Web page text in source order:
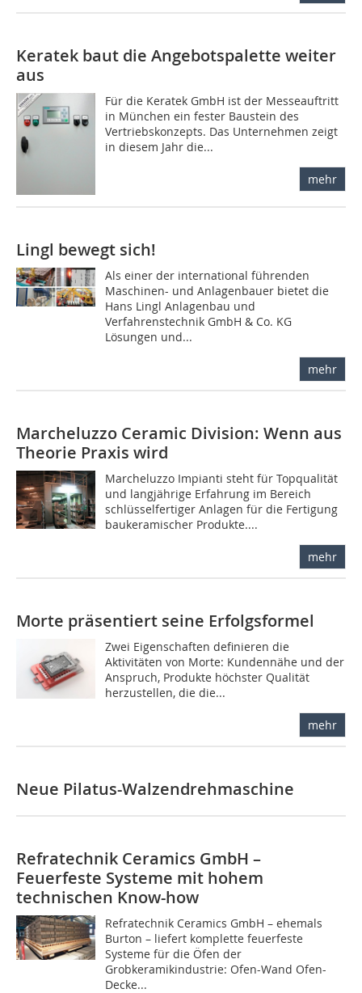
Keratek baut die Angebotspalette weiter
aus
Für die Keratek GmbH ist der Messeauftritt
in München ein fester Baustein des
Vertriebskonzepts. Das Unternehmen zeigt
in diesem Jahr die...
mehr
Lingl bewegt sich!
Als einer der international führenden
Maschinen- und Anlagenbauer bietet die
Hans Lingl Anlagenbau und
Verfahrenstechnik GmbH & Co. KG
Lösungen und...
mehr
Marcheluzzo Ceramic Division: Wenn aus
Theorie Praxis wird
Marcheluzzo Impianti steht für Topqualität
und langjährige Erfahrung im Bereich
schlüsselfertiger Anlagen für die Fertigung
baukeramischer Produkte....
mehr
Morte präsentiert seine Erfolgsformel
Zwei Eigenschaften definieren die
Aktivitäten von Morte: Kundennähe und der
Anspruch, Produkte höchster Qualität
herzustellen, die die...
mehr
Neue Pilatus-Walzendrehmaschine
Refratechnik Ceramics GmbH –
Feuerfeste Systeme mit hohem
technischen Know-how
Refratechnik Ceramics GmbH – ehemals
Burton – liefert komplette feuerfeste
Systeme für die Öfen der
Grobkeramikindustrie: Ofen-Wand Ofen-
Decke...